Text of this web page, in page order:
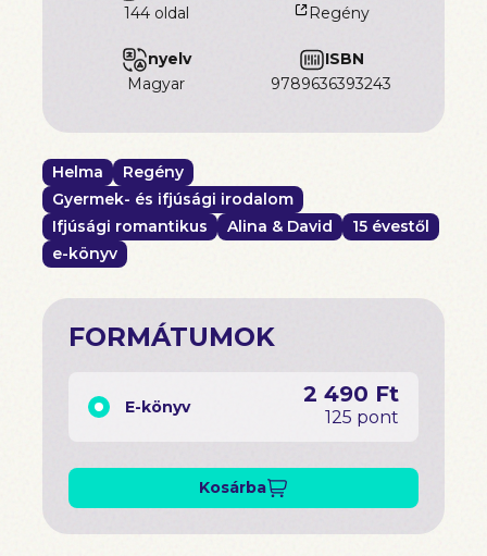
144 oldal
Regény
nyelv
magyar
ISBN
9789636393243
Helma
Regény
Gyermek- és ifjúsági irodalom
Ifjúsági romantikus
Alina & David
15 évestől
e-könyv
FORMÁTUMOK
E-könyv 2 490 Ft
125 pont
Kosárba